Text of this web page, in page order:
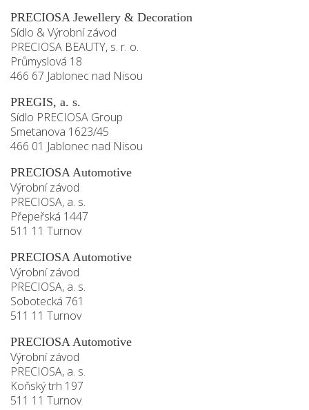
PRECIOSA Jewellery & Decoration
Sídlo & Výrobní závod
PRECIOSA BEAUTY, s. r. o.
Průmyslová 18
466 67 Jablonec nad Nisou
PREGIS, a. s.
Sídlo PRECIOSA Group
Smetanova 1623/45
466 01 Jablonec nad Nisou
PRECIOSA Automotive
Výrobní závod
PRECIOSA, a. s.
Přepeřská 1447
511 11 Turnov
PRECIOSA Automotive
Výrobní závod
PRECIOSA, a. s.
Sobotecká 761
511 11 Turnov
PRECIOSA Automotive
Výrobní závod
PRECIOSA, a. s.
Koňský trh 197
511 11 Turnov